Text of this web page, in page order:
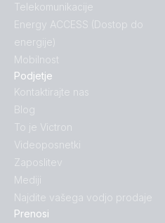
Prenosi
Telekomunikacije
Energy ACCESS (Dostop do
energije)
Mobilnost
Podjetje
Kontaktirajte nas
Blog
To je Victron
Videoposnetki
Zaposlitev
Mediji
Najdite vašega vodjo prodaje